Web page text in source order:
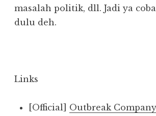
masalah politik, dll. Jadi ya
dulu deh.
Links
[Official] Outbreak